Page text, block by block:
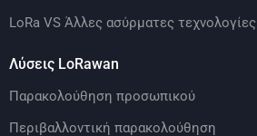
LoRa VS Άλλες ασύρματες τεχνολογίες
Λύσεις LoRawan
Παρακολούθηση προσωπικού
Περιβαλλοντική παρακολούθηση